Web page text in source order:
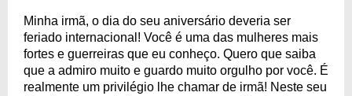
Minha irmã, o dia do seu aniversário deveria ser
feriado internacional! Você é uma das mulheres mais
fortes e guerreiras que eu conheço. Quero que saiba
que a admiro muito e guardo muito orgulho por você. É
realmente um privilégio lhe chamar de irmã! Neste seu